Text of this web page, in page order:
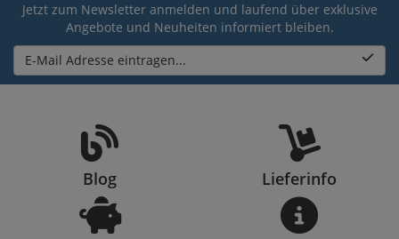
Jetzt zum Newsletter anmelden und laufend über exklusive
Angebote und Neuheiten informiert bleiben.
E-Mail Adresse eintragen...
Blog Lieferinfo